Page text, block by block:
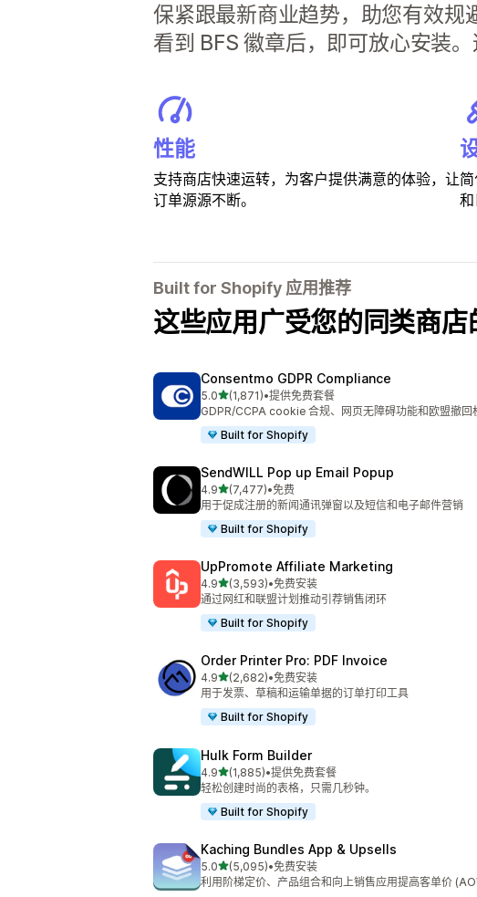
保紧跟最新商业趋势，助您有效规
看到 BFS 徽章后，即可放心安装
性能
支持商店快速运转，为客户提供满意的体验，让
订单源源不断。
和
Built for Shopify 应用推荐
这些应用广受您的同类商店
Consentmo GDPR Compliance
5.0星（满分 5 星）
(1,871)
总共 1871 条评论
•提供免费套餐
GDPR/CCPA cookie 合规、网页无障碍功能和欧盟撤回
Built for Shopify
SendWILL Pop up Email Popup
4.9星（满分 5 星）
(7,477)
总共 7477 条评论
•免费
用于促成注册的新闻通讯弹窗以及短信和电子邮件营销
Built for Shopify
UpPromote Affiliate Marketing
4.9星（满分 5 星）
(3,593)
总共 3593 条评论
•免费安装
通过网红和联盟计划推动引荐销售闭环
Built for Shopify
Order Printer Pro: PDF Invoice
4.9星（满分 5 星）
(2,682)
总共 2682 条评论
•免费安装
用于发票、草稿和运输单据的订单打印工具
Built for Shopify
Hulk Form Builder
4.9星（满分 5 星）
(1,885)
总共 1885 条评论
•提供免费套餐
轻松创建时尚的表格，只需几秒钟。
Built for Shopify
Kaching Bundles App & Upsells
5.0星（满分 5 星）
(5,095)
总共 5095 条评论
•免费安装
利用阶梯定价、产品组合和向上销售应用提高客单价